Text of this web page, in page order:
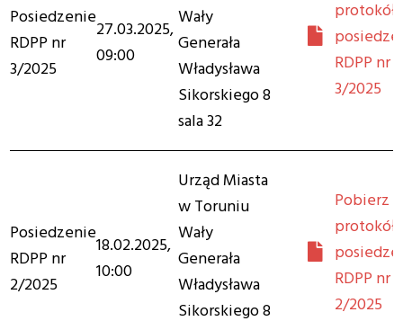
Posiedzenie
RDPP nr
3/2025
27.03.2025,
09:00
Wały
Generała
Władysława
Sikorskiego 8
sala 32
protokół
RDPP nr
3/2025
Posiedzenie
RDPP nr
2/2025
18.02.2025,
10:00
Urząd Miasta
w Toruniu
Wały
Generała
Władysława
Sikorskiego 8
Pobierz
protokół
RDPP nr
2/2025